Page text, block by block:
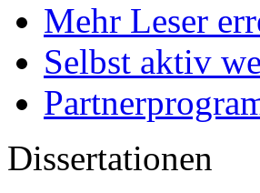
Mehr Leser
Selbst aktiv
Dissertationen